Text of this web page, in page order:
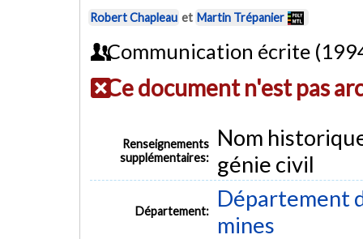
Robert Chapleau et Martin Trépanier
Communication écrite
Ce document n'est pas
Renseignements
supplémentaires:
Nom
génie civil
Département:
Département
mines